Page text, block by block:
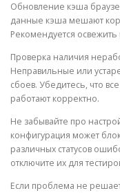
Обновление кэша
данные кэша мешают
Рекомендуется освежить
Проверка наличия
Неправильные или
сбоев. Убедитесь, что
работают корректно.
Не забывайте про
конфигурация может
различных статусов
отключите их для
Если проблема не